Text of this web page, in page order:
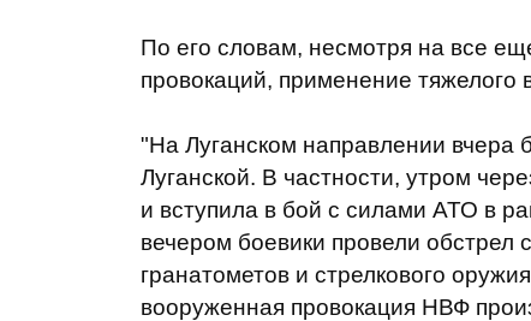
По его словам, несмотря на все
провокаций, применение
"На Луганском направлении вчера
Луганской. В частности, утром
и вступила в бой с силами АТО в
вечером боевики провели обстрел
гранатометов и стрелкового
вооруженная провокация НВФ